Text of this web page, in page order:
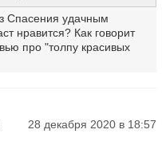
Спасения удачным
нравится? Как говорит
про "толпу красивых
28 декабря 2020 в 18:57